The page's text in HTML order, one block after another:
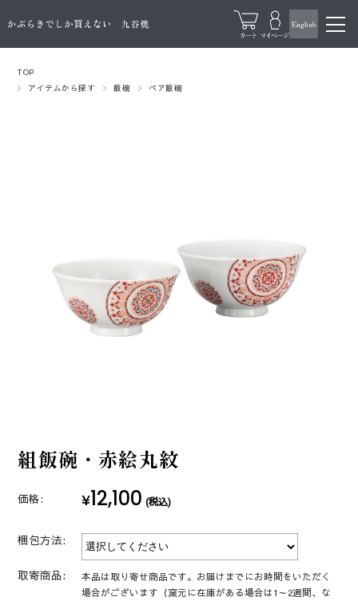
TOP
アイテムから探す
飯碗 ペア飯碗
組飯碗・赤絵丸紋
価格: ¥12,100 (税込)
梱包方法:
取寄商品:
本品は取り寄せ商品です。お届けまでにお時間をいただく
場合がございます（窯元に在庫がある場合は1～2週間、な